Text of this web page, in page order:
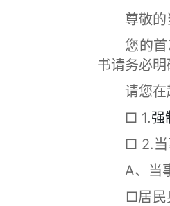
尊敬的当
您的首次
书请务必
请您在起
□ 1.强
□ 2.当事
A、当事
□居民身